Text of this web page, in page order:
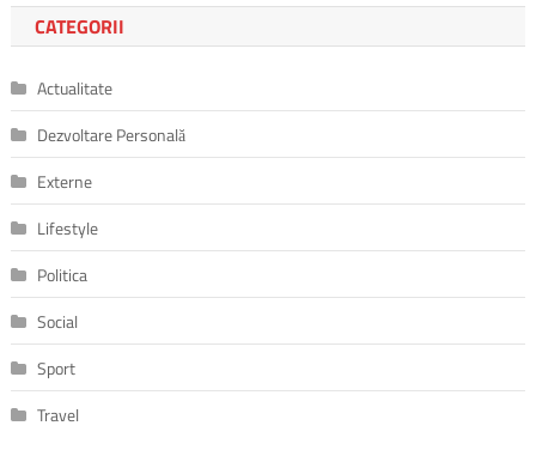
CATEGORII
Actualitate
Dezvoltare Personală
Externe
Lifestyle
Politica
Social
Sport
Travel